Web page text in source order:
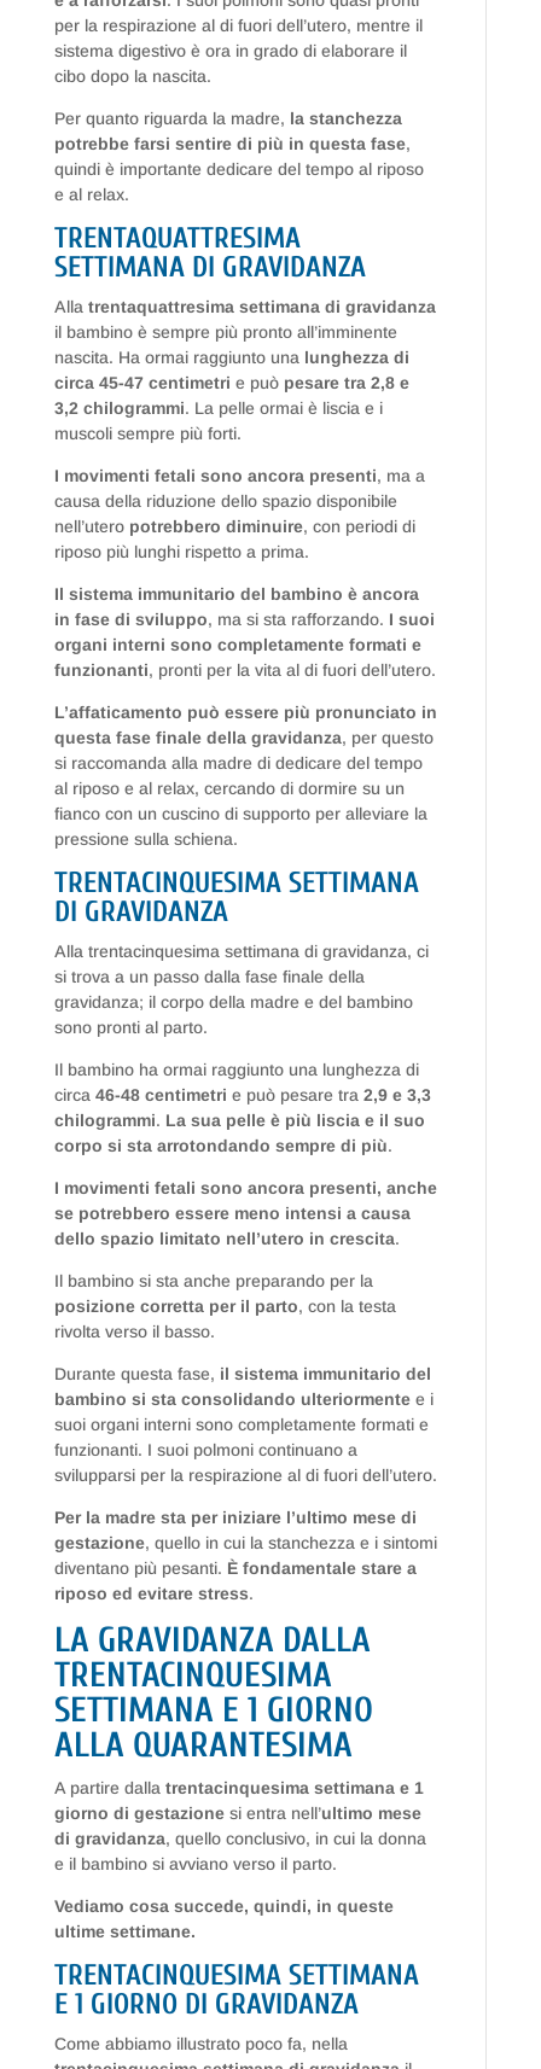
per la respirazione al di fuori dell’utero, mentre il
sistema digestivo è ora in grado di elaborare il
cibo dopo la nascita.
Per quanto riguarda la madre, la stanchezza
potrebbe farsi sentire di più in questa fase,
quindi è importante dedicare del tempo al riposo
e al relax.
TRENTAQUATTRESIMA
SETTIMANA DI GRAVIDANZA
Alla trentaquattresima settimana di gravidanza
il bambino è sempre più pronto all’imminente
nascita. Ha ormai raggiunto una lunghezza di
circa 45-47 centimetri e può pesare tra 2,8 e
3,2 chilogrammi. La pelle ormai è liscia e i
muscoli sempre più forti.
I movimenti fetali sono ancora presenti, ma a
causa della riduzione dello spazio disponibile
nell’utero potrebbero diminuire, con periodi di
riposo più lunghi rispetto a prima.
Il sistema immunitario del bambino è ancora
in fase di sviluppo, ma si sta rafforzando. I suoi
organi interni sono completamente formati e
funzionanti, pronti per la vita al di fuori dell’utero.
L’affaticamento può essere più pronunciato in
questa fase finale della gravidanza, per questo
si raccomanda alla madre di dedicare del tempo
al riposo e al relax, cercando di dormire su un
fianco con un cuscino di supporto per alleviare la
pressione sulla schiena.
TRENTACINQUESIMA SETTIMANA
DI GRAVIDANZA
Alla trentacinquesima settimana di gravidanza, ci
si trova a un passo dalla fase finale della
gravidanza; il corpo della madre e del bambino
sono pronti al parto.
Il bambino ha ormai raggiunto una lunghezza di
circa 46-48 centimetri e può pesare tra 2,9 e 3,3
chilogrammi. La sua pelle è più liscia e il suo
corpo si sta arrotondando sempre di più.
I movimenti fetali sono ancora presenti, anche
se potrebbero essere meno intensi a causa
dello spazio limitato nell’utero in crescita.
Il bambino si sta anche preparando per la
posizione corretta per il parto, con la testa
rivolta verso il basso.
Durante questa fase, il sistema immunitario del
bambino si sta consolidando ulteriormente e i
suoi organi interni sono completamente formati e
funzionanti. I suoi polmoni continuano a
svilupparsi per la respirazione al di fuori dell’utero.
Per la madre sta per iniziare l’ultimo mese di
gestazione, quello in cui la stanchezza e i sintomi
diventano più pesanti. È fondamentale stare a
riposo ed evitare stress.
LA GRAVIDANZA DALLA
TRENTACINQUESIMA
SETTIMANA E 1 GIORNO
ALLA QUARANTESIMA
A partire dalla trentacinquesima settimana e 1
giorno di gestazionesi entra nell’ultimo mese
di gravidanza, quello conclusivo, in cui la donna
e il bambino si avviano verso il parto.
Vediamo cosa succede, quindi, in queste
ultime settimane.
TRENTACINQUESIMA SETTIMANA
E 1 GIORNO DI GRAVIDANZA
Come abbiamo illustrato poco fa, nella